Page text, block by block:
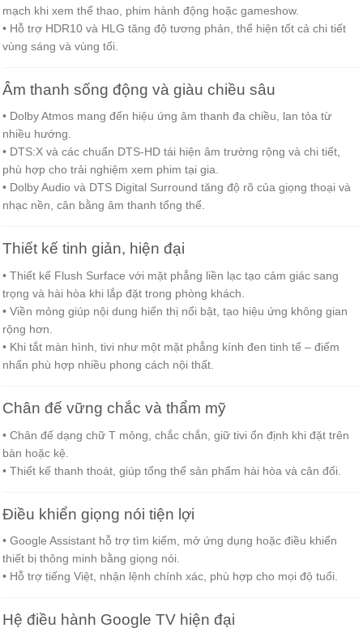
mạch khi xem thể thao, phim hành động hoặc gameshow.
• Hỗ trợ HDR10 và HLG tăng độ tương phản, thể hiện tốt cả chi tiết
vùng sáng và vùng tối.
Âm thanh sống động và giàu chiều sâu
• Dolby Atmos mang đến hiệu ứng âm thanh đa chiều, lan tỏa từ
nhiều hướng.
• DTS:X và các chuẩn DTS-HD tái hiện âm trường rộng và chi tiết,
phù hợp cho trải nghiệm xem phim tại gia.
• Dolby Audio và DTS Digital Surround tăng độ rõ của giọng thoại và
nhạc nền, cân bằng âm thanh tổng thể.
Thiết kế tinh giản, hiện đại
• Thiết kế Flush Surface với mặt phẳng liền lạc tạo cảm giác sang
trọng và hài hòa khi lắp đặt trong phòng khách.
• Viền mỏng giúp nội dung hiển thị nổi bật, tạo hiệu ứng không gian
rộng hơn.
• Khi tắt màn hình, tivi như một mặt phẳng kính đen tinh tế – điểm
nhấn phù hợp nhiều phong cách nội thất.
Chân đế vững chắc và thẩm mỹ
• Chân đế dạng chữ T mỏng, chắc chắn, giữ tivi ổn định khi đặt trên
bàn hoặc kệ.
• Thiết kế thanh thoát, giúp tổng thể sản phẩm hài hòa và cân đối.
Điều khiển giọng nói tiện lợi
• Google Assistant hỗ trợ tìm kiếm, mở ứng dụng hoặc điều khiển
thiết bị thông minh bằng giọng nói.
• Hỗ trợ tiếng Việt, nhận lệnh chính xác, phù hợp cho mọi độ tuổi.
Hệ điều hành Google TV hiện đại